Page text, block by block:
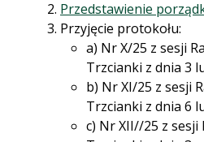
Przedstawienie
Przyjęcie protokołu:
a) Nr X/25 z sesji
Trzcianki z dnia 3
b) Nr XI/25 z sesji
Trzcianki z dnia 6
c) Nr XII//25 z sesji